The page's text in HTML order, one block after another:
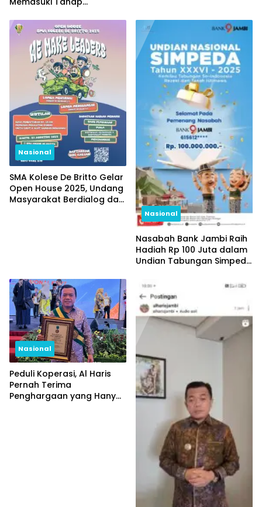
Nasional
SMA Kolese De Britto Gelar
Open House 2025, Undang
Masyarakat Berdialog dan
Nasional
Nasabah Bank Jambi Raih
Hadiah Rp 100 Juta dalam
Undian Tabungan Simpeda
Nasional
Peduli Koperasi, Al Haris
Pernah Terima
Penghargaan yang Hanya